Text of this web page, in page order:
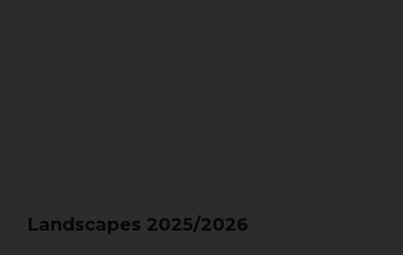
Landscapes 2025/2026